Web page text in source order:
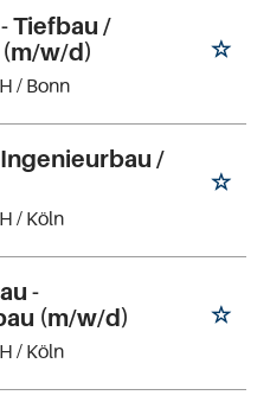
Tiefbau /
w/d)
/ Bonn
/
/ Köln
-
(m/w/d)
/ Köln